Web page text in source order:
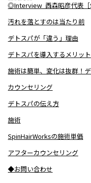
◎Interview_西森昭彦代表［
汚れを落とすのは当たり前
デトスパが「違う」理由
デトスパを導入するメリット
施術は簡単、変化は抜群！
カウンセリング
デトスパの伝え方
施術
SpinHairWorksの施術単価
アフターカウンセリング
◆お問い合わせ